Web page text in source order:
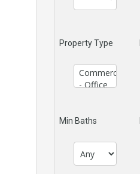
Property Type
Min Baths